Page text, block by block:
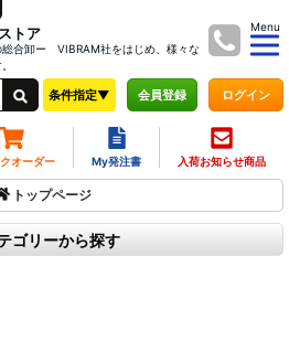
トア
合卸ー VIBRAM社をはじめ、様々な
Menu
条件指定▼ 会員登録 ログイン
オーダー My発注書 入荷お知らせ商品
トップページ
ゴリーから探す